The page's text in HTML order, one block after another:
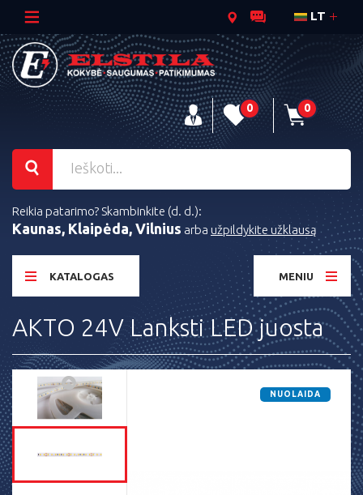
LT
0 0
Reikia patarimo? Skambinkite (d. d.):
Kaunas, Klaipėda, Vilnius arba užpildykite užklausą
KATALOGAS MENIU
AKTO 24V Lanksti LED juosta
NUOLAIDA